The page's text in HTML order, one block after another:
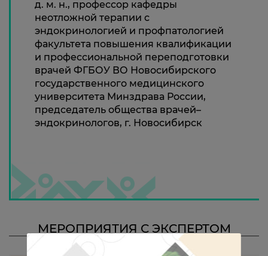
д. м. н., профессор кафедры
неотложной терапии с
эндокринологией и профпатологией
факультета повышения квалификации
и профессиональной переподготовки
врачей ФГБОУ ВО Новосибирского
государственного медицинского
университета Минздрава России,
председатель общества врачей–
эндокринологов, г. Новосибирск
МЕРОПРИЯТИЯ С ЭКСПЕРТОМ